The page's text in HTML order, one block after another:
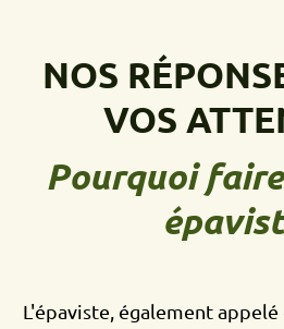
NOS
VOS
Pourquoi
L'épaviste, également